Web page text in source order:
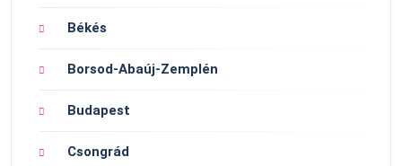
Békés
Borsod-Abaúj-Zemplén
Budapest
Csongrád